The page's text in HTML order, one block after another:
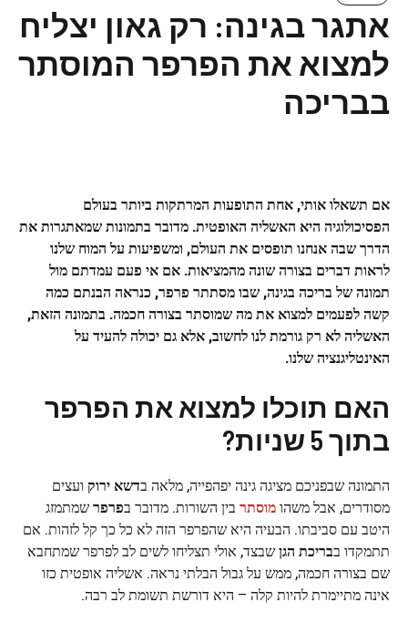
אתגר בגינה: רק גאון יצליח
למצוא את הפרפר המוסתר
בבריכה
אם תשאלו אותי, אחת התופעות המרתקות ביותר בעולם
הפסיכולוגיה היא האשליה האופטית. מדובר בתמונות שמאתגרות את
הדרך שבה אנחנו תופסים את העולם, ומשפיעות על המוח שלנו
לראות דברים בצורה שונה מהמציאות. אם אי פעם עמדתם מול
תמונה של בריכה בגינה, שבו מסתתר פרפר, כנראה הבנתם כמה
קשה לפעמים למצוא את מה שמוסתר בצורה חכמה. בתמונה הזאת,
האשליה לא רק גורמת לנו לחשוב, אלא גם יכולה להעיד על
האינטליגנציה שלנו.
האם תוכלו למצוא את הפרפר
בתוך 5 שניות?
התמונה שבפניכם מציגה גינה יפהפייה, מלאה בדשא ירוק ועצים
מסודרים, אבל משהומוסתר בין השורות. מדובר בפרפרשמתמזג
היטב עם סביבתו. הבעיה היא שהפרפר הזה לא כל כך קל לזהות. אם
תתמקדו בבריכת הגןשבצד, אולי תצליחו לשים לב לפרפר שמתחבא
שם בצורה חכמה, ממש על גבול הבלתי נראה. אשליה אופטית כזו
אינה מתיימרת להיות קלה – היא דורשת תשומת לב רבה.